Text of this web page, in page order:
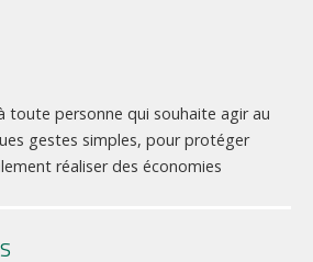
toute personne qui souhaite agir au
gestes simples, pour protéger
réaliser des économies